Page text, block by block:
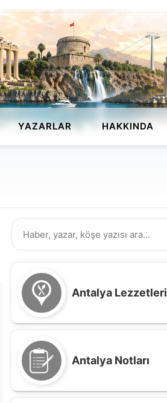
YAZARLAR HAKKINDA
Antalya Lezzetleri
Antalya Notları